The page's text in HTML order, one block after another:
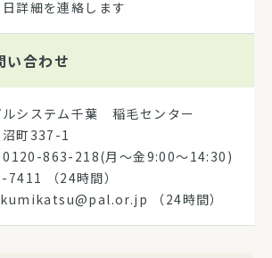
詳細を連絡します
い合わせ
ルシステム千葉 稲毛センター
町337-1
0120-863-218(月～金9:00～14:30)
（24時間）
（24時間）